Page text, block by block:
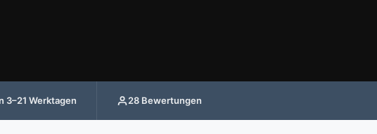
3–21 Werktagen 28 Bewertungen